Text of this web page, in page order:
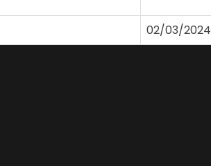
02/03/2024